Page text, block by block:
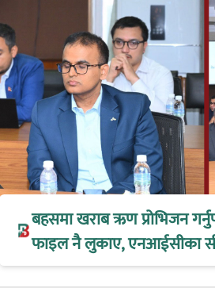
बहसमा खराब ऋण प्रोभिजन
फाइल नै लुकाए, एनआईसीका